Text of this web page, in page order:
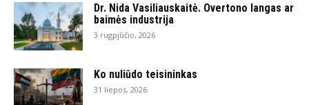
Dr. Nida Vasiliauskaitė. Overtono langas ar
baimės industrija
3 rugpjūčio, 2026
Ko nuliūdo teisininkas
31 liepos, 2026